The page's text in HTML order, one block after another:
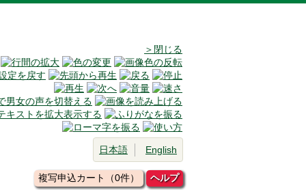
＞閉じる
日本語 English
複写申込カート（0件） ヘルプ